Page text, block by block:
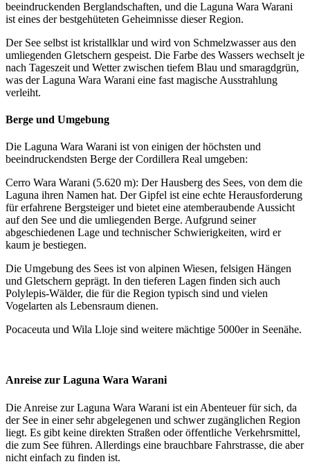
beeindruckenden Berglandschaften, und die Laguna Wara Warani
ist eines der bestgehüteten Geheimnisse dieser Region.
Der See selbst ist kristallklar und wird von Schmelzwasser aus den
umliegenden Gletschern gespeist. Die Farbe des Wassers wechselt je
nach Tageszeit und Wetter zwischen tiefem Blau und smaragdgrün,
was der Laguna Wara Warani eine fast magische Ausstrahlung
verleiht.
Berge und Umgebung
Die Laguna Wara Warani ist von einigen der höchsten und
beeindruckendsten Berge der Cordillera Real umgeben:
Cerro Wara Warani (5.620 m): Der Hausberg des Sees, von dem die
Laguna ihren Namen hat. Der Gipfel ist eine echte Herausforderung
für erfahrene Bergsteiger und bietet eine atemberaubende Aussicht
auf den See und die umliegenden Berge. Aufgrund seiner
abgeschiedenen Lage und technischer Schwierigkeiten, wird er
kaum je bestiegen.
Die Umgebung des Sees ist von alpinen Wiesen, felsigen Hängen
und Gletschern geprägt. In den tieferen Lagen finden sich auch
Polylepis-Wälder, die für die Region typisch sind und vielen
Vogelarten als Lebensraum dienen.
Pocaceuta und Wila Lloje sind weitere mächtige 5000er in Seenähe.
Anreise zur Laguna Wara Warani
Die Anreise zur Laguna Wara Warani ist ein Abenteuer für sich, da
der See in einer sehr abgelegenen und schwer zugänglichen Region
liegt. Es gibt keine direkten Straßen oder öffentliche Verkehrsmittel,
die zum See führen. Allerdings eine brauchbare Fahrstrasse, die aber
nicht einfach zu finden ist.